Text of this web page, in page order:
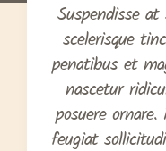
Suspendisse
scelerisque
penatibus et
nascetur
posuere
feugiat